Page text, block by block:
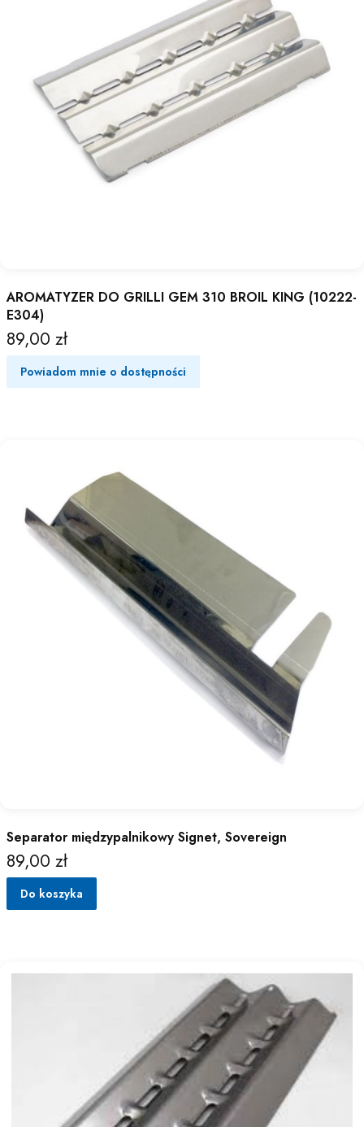
AROMATYZER DO GRILLI GEM 310 BROIL KING (10222-
E304)
Cena
89,00 zł
Powiadom mnie o dostępności
Separator międzypalnikowy Signet, Sovereign
Cena
89,00 zł
Do koszyka